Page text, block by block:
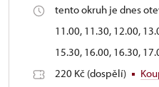
tento okruh je dnes
11.00, 11.30, 12.00,
15.30, 16.00, 16.30,
220 Kč (dospělí)